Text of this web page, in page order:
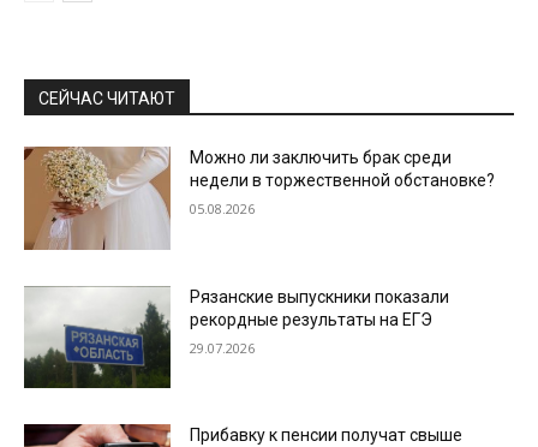
СЕЙЧАС ЧИТАЮТ
Можно ли заключить брак среди
недели в торжественной обстановке?
05.08.2026
Рязанские выпускники показали
рекордные результаты на ЕГЭ
29.07.2026
Прибавку к пенсии получат свыше